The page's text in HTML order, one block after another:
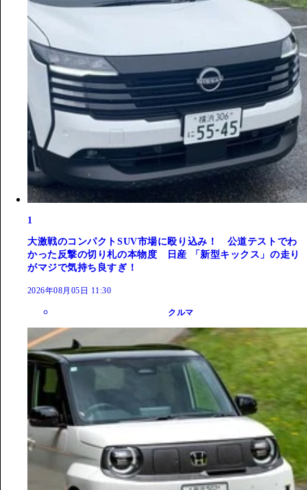
1
大激戦のコンパクトSUV市場に殴り込み！ 公道テストでわ
かった反撃の切り札の本物度 日産 「新型キックス」の走り
がマジで気持ち良すぎ！
2026年08月05日 11:30
クルマ